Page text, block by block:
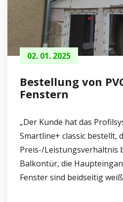
02. 01. 2025
Bestellung von
Fenstern
„Der Kunde hat das
Smartline+ classic bestellt,
Preis-/Leistungsverhältnis
Balkontür, die
Fenster sind beidseitig